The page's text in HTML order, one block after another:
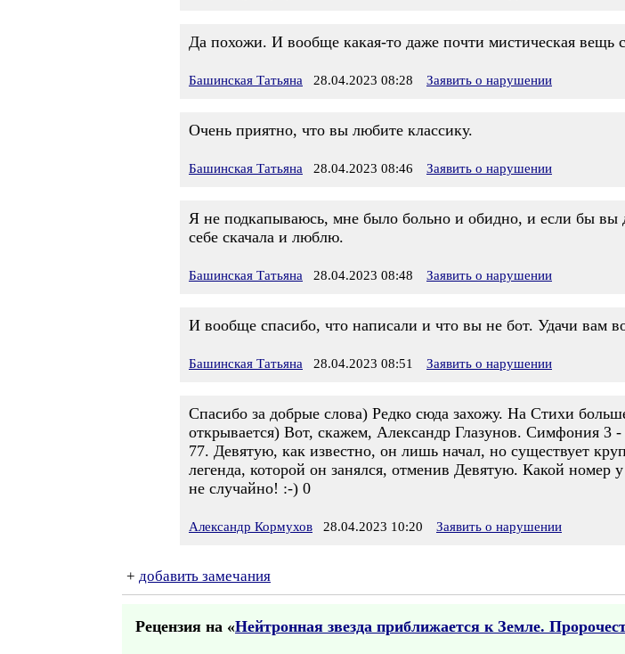
Да похожи. И вообще какая-то даже почти мистическая вещь
Башинская Татьяна 28.04.2023 08:28 Заявить о нарушении
Очень приятно, что вы любите классику.
Башинская Татьяна 28.04.2023 08:46 Заявить о нарушении
Я не подкапываюсь, мне было больно и обидно, и если бы вы
себе скачала и люблю.
Башинская Татьяна 28.04.2023 08:48 Заявить о нарушении
И вообще спасибо, что написали и что вы не бот. Удачи вам
Башинская Татьяна 28.04.2023 08:51 Заявить о нарушении
Спасибо за добрые слова) Редко сюда захожу. На Стихи
открывается) Вот, скажем, Александр Глазунов. Симфония
77. Девятую, как известно, он лишь начал, но существует
легенда, которой он занялся, отменив Девятую. Какой номер
не случайно! :-) 0
Александр Кормухов 28.04.2023 10:20 Заявить о нарушении
+ добавить замечания
Рецензия на «Нейтронная звезда приближается к Земле.